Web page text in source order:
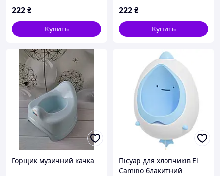
222₴
Купить
222₴
Купить
Горщик музичний качка
Пісуар для хлопчиків El
Camino блакитний